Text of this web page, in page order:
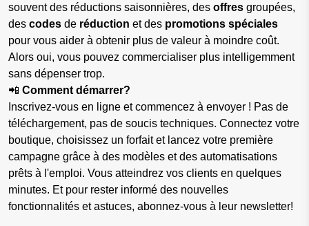
souvent des réductions saisonnières, des offres groupées,
des codes de réduction et des promotions spéciales
pour vous aider à obtenir plus de valeur à moindre coût.
Alors oui, vous pouvez commercialiser plus intelligemment
sans dépenser trop.
📲 Comment démarrer?
Inscrivez-vous en ligne et commencez à envoyer ! Pas de
téléchargement, pas de soucis techniques. Connectez votre
boutique, choisissez un forfait et lancez votre première
campagne grâce à des modèles et des automatisations
prêts à l'emploi. Vous atteindrez vos clients en quelques
minutes. Et pour rester informé des nouvelles
fonctionnalités et astuces, abonnez-vous à leur newsletter!